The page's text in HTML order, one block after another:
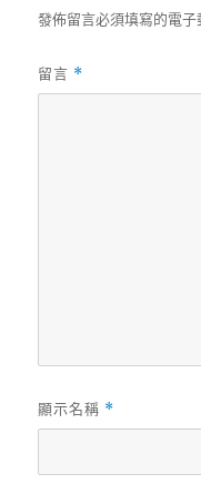
發佈留言必須填寫的電子
留言 *
顯示名稱 *